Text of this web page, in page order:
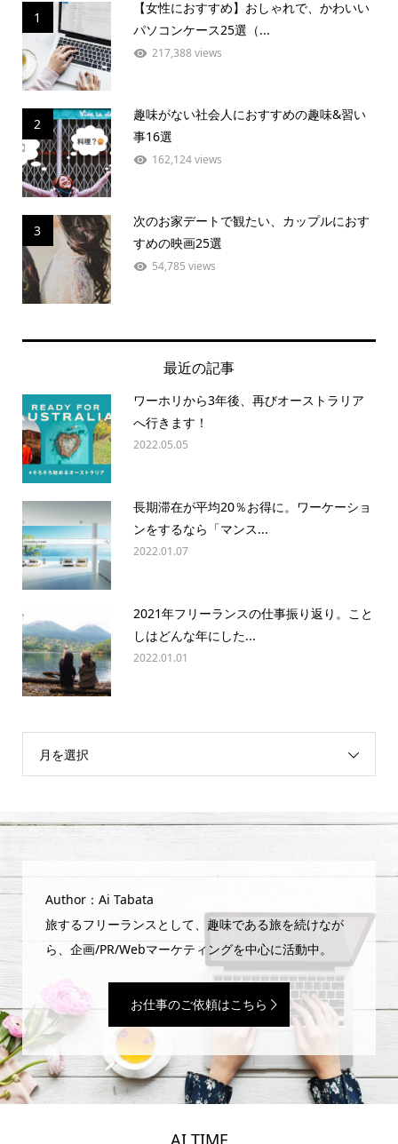
1
【女性におすすめ】おしゃれで、かわいい
パソコンケース25選（...
217,388 views
2
趣味がない社会人におすすめの趣味&習い
事16選
162,124 views
3
次のお家デートで観たい、カップルにおす
すめの映画25選
54,785 views
最近の記事
ワーホリから3年後、再びオーストラリア
へ行きます！
2022.05.05
長期滞在が平均20％お得に。ワーケーショ
ンをするなら「マンス...
2022.01.07
2021年フリーランスの仕事振り返り。こと
しはどんな年にした...
2022.01.01
月を選択
Author：Ai Tabata
旅するフリーランスとして、趣味である旅を続けなが
ら、企画/PR/Webマーケティングを中心に活動中。
お仕事のご依頼はこちら
AI TIME